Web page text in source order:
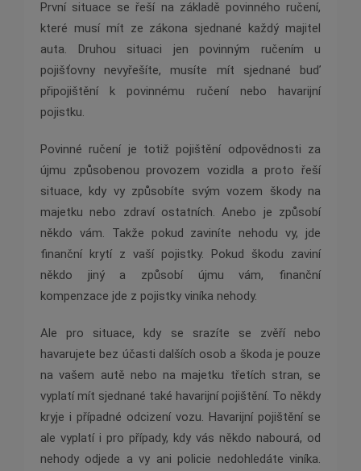
První situace se řeší na základě povinného ručení,
které musí mít ze zákona sjednané každý majitel
auta. Druhou situaci jen povinným ručením u
pojišťovny nevyřešíte, musíte mít sjednané buď
připojištění k povinnému ručení nebo havarijní
pojistku.
Povinné ručení je totiž pojištění odpovědnosti za
újmu způsobenou provozem vozidla a proto řeší
situace, kdy vy způsobíte svým vozem škody na
majetku nebo zdraví ostatních. Anebo je způsobí
někdo vám. Takže pokud zaviníte nehodu vy, jde
finanční krytí z vaší pojistky. Pokud škodu zaviní
někdo jiný a způsobí újmu vám, finanční
kompenzace jde z pojistky viníka nehody.
Ale pro situace, kdy se srazíte se zvěří nebo
havarujete bez účasti dalších osob a škoda je pouze
na vašem autě nebo na majetku třetích stran, se
vyplatí mít sjednané také havarijní pojištění. To někdy
kryje i případné odcizení vozu. Havarijní pojištění se
ale vyplatí i pro případy, kdy vás někdo nabourá, od
nehody odjede a vy ani policie nedohledáte viníka.